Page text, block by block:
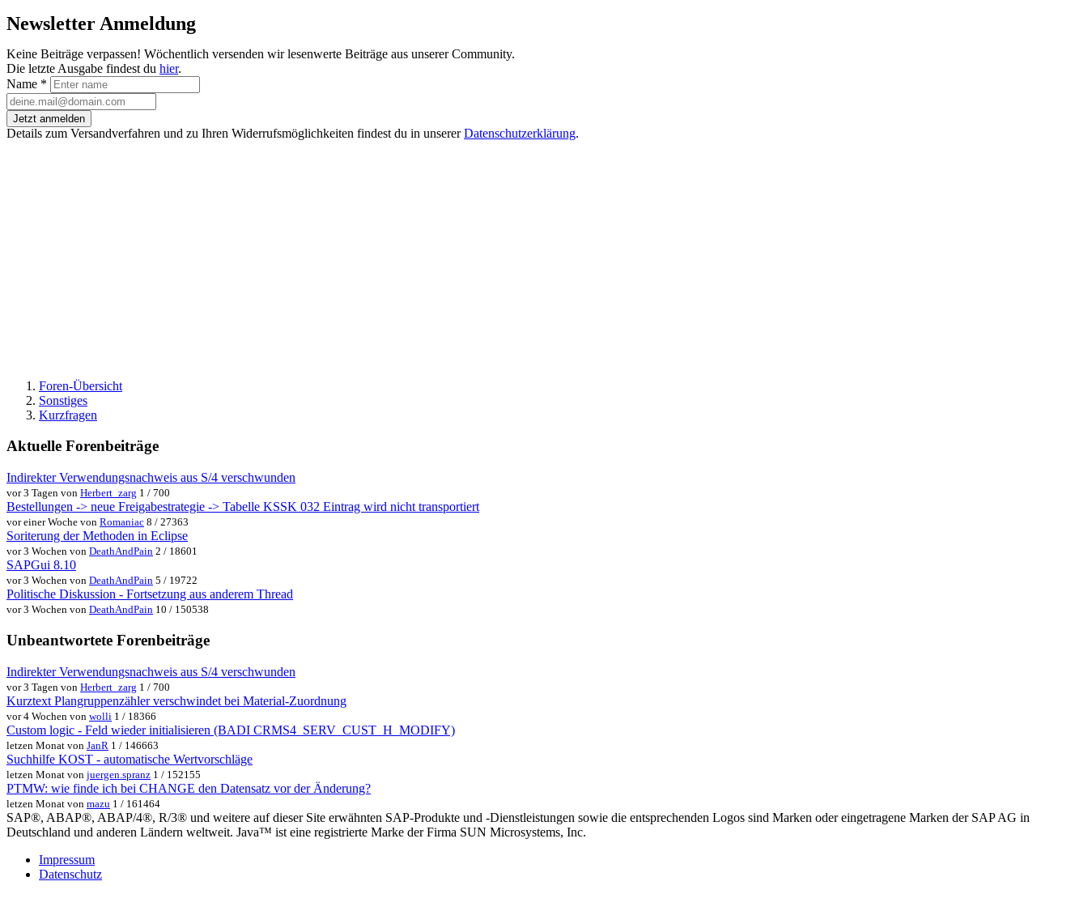
Newsletter Anmeldung
Keine Beiträge verpassen! Wöchentlich versenden wir lesenwerte Beiträge aus unserer Community.
Die letzte Ausgabe findest du hier.
Name *
Jetzt anmelden
Details zum Versandverfahren und zu Ihren Widerrufsmöglichkeiten findest du in unsererDatenschutzerklärung.
Foren-Übersicht
Sonstiges
Kurzfragen
Aktuelle Forenbeiträge
Indirekter Verwendungsnachweis aus S/4 verschwunden
vor 3 Tagen von Herbert_zarg 1 / 700
Bestellungen -> neue Freigabestrategie -> Tabelle KSSK 032 Eintrag wird nicht transportiert
vor einer Woche von Romaniac 8 / 27363
Soriterung der Methoden in Eclipse
vor 3 Wochen von DeathAndPain 2 / 18601
SAPGui 8.10
vor 3 Wochen von DeathAndPain 5 / 19722
Politische Diskussion - Fortsetzung aus anderem Thread
vor 3 Wochen von DeathAndPain 10 / 150538
Unbeantwortete Forenbeiträge
Indirekter Verwendungsnachweis aus S/4 verschwunden
vor 3 Tagen von Herbert_zarg 1 / 700
Kurztext Plangruppenzähler verschwindet bei Material-Zuordnung
vor 4 Wochen von wolli 1 / 18366
Custom logic - Feld wieder initialisieren (BADI CRMS4_SERV_CUST_H_MODIFY)
letzen Monat von JanR 1 / 146663
Suchhilfe KOST - automatische Wertvorschläge
letzen Monat von juergen.spranz 1 / 152155
PTMW: wie finde ich bei CHANGE den Datensatz vor der Änderung?
letzen Monat von mazu 1 / 161464
SAP®, ABAP®, ABAP/4®, R/3® und weitere auf dieser Site erwähnten SAP-Produkte und -Dienstleistungen sowie die entsprechenden Logos sind Marken oder eingetragene Marken der SAP AG in
Deutschland und anderen Ländern weltweit. Java™ ist eine registrierte Marke der Firma SUN Microsystems, Inc.
Impressum
Datenschutz